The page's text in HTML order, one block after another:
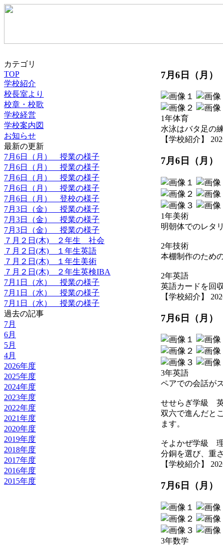
カテゴリ
TOP
学校紹介
校長室より
校章・校歌
学校経営
学校案内図
お知らせ
最新の更新
7月6日（月） 授業の様子
7月6日（月） 授業の様子
7月6日（月） 授業の様子
7月6日（月） 授業の様子
7月6日（月） 登校の様子
7月3日（金） 授業の様子
7月3日（金） 授業の様子
7月3日（金） 授業の様子
７月２日(木) ２年生 社会
７月２日(木) １年生英語
７月２日(木) １年生美術
７月２日(木) ２年生英検IBA
7月1日（水） 授業の様子
7月1日（水） 授業の様子
7月1日（水） 授業の様子
過去の記事
7月
6月
5月
4月
2026年度
2025年度
2024年度
2023年度
2022年度
2021年度
2020年度
2019年度
2018年度
2017年度
2016年度
2015年度
7月6日（月
1年体育
水泳はバタ足の
【学校紹介】
7月6日（月
1年美術
明朝体でのレタ
2年技術
本棚制作のため
2年英語
英語カードを回
【学校紹介】
7月6日（月
3年英語
ペアでの会話が
せせらぎ学級
双六で進んだと
ます。
そよかぜ学級
分銅を選び、重
【学校紹介】
7月6日（月
3年数学